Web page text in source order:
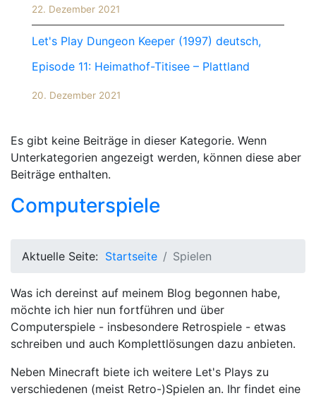
22. Dezember 2021
Let's Play Dungeon Keeper (1997) deutsch,
Episode 11: Heimathof-Titisee – Plattland
20. Dezember 2021
Es gibt keine Beiträge in dieser Kategorie. Wenn
Unterkategorien angezeigt werden, können diese aber
Beiträge enthalten.
Computerspiele
Aktuelle Seite: Startseite Spielen
Was ich dereinst auf meinem Blog begonnen habe,
möchte ich hier nun fortführen und über
Computerspiele - insbesondere Retrospiele - etwas
schreiben und auch Komplettlösungen dazu anbieten.
Neben Minecraft biete ich weitere Let's Plays zu
verschiedenen (meist Retro-)Spielen an. Ihr findet eine